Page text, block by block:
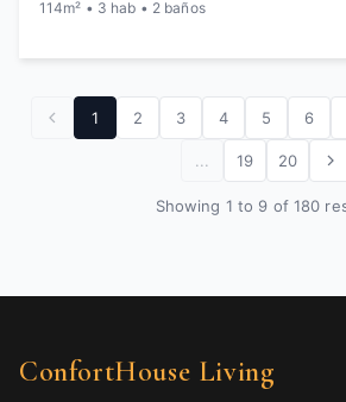
114m² • 3 hab • 2 baños
1 2 3 4 5 6
... 19 20
Showing 1 to 9 of 180
ConfortHouse Living